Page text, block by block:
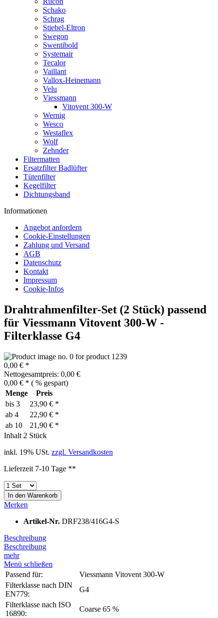
Schako
Schrag
Stiebel-Eltron
Swegon
Swentibold
Systemair
Tecalor
Vaillant
Vallox-Heinemann
Velu
Viessmann
Vitovent 300-W
Wernig
Wesco
Westaflex
Wolf
Zehnder
Filtermatten
Ersatzfilter Badlüfter
Tütenfilter
Kegelfilter
Dichtungsband
Informationen
Angebot anfordern
Cookie-Einstellungen
Zahlung und Versand
AGB
Datenschutz
Kontakt
Impressum
Cookie-Infos
Drahtrahmenfilter-Set (2 Stück) passend
für Viessmann Vitovent 300-W -
Filterklasse G4
0,00 € *
Nettogesamtpreis: 0,00 €
0,00 € * ( % gespart)
Menge
Preis
bis 3
23,90 € *
ab 4
22,90 € *
ab 10
21,90 € *
Inhalt 2 Stück
inkl. 19% USt. zzgl. Versandkosten
Lieferzeit 7-10 Tage **
In den Warenkorb
Merken
Artikel-Nr. DRF238/416G4-S
Beschreibung
Beschreibung
mehr
Menü schließen
Passend für:
Viessmann Vitovent 300-W
Filterklasse nach DIN
EN779:
G4
Filterklasse nach ISO
16890:
Coarse 65 %